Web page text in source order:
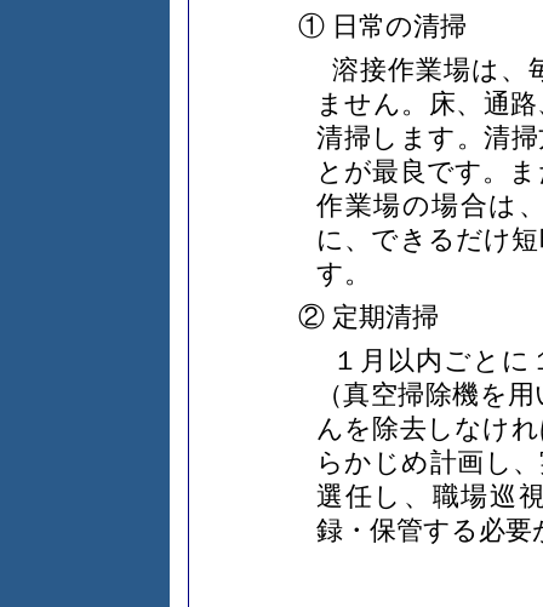
① 日常の清掃
溶接作業場は、
ません。床、通
清掃します。清
とが最良です。
作業場の場合は
に、できるだけ
す。
② 定期清掃
１月以内ごと
（真空掃除機を
んを除去しなけ
らかじめ計画し
選任し、職場巡
録・保管する必